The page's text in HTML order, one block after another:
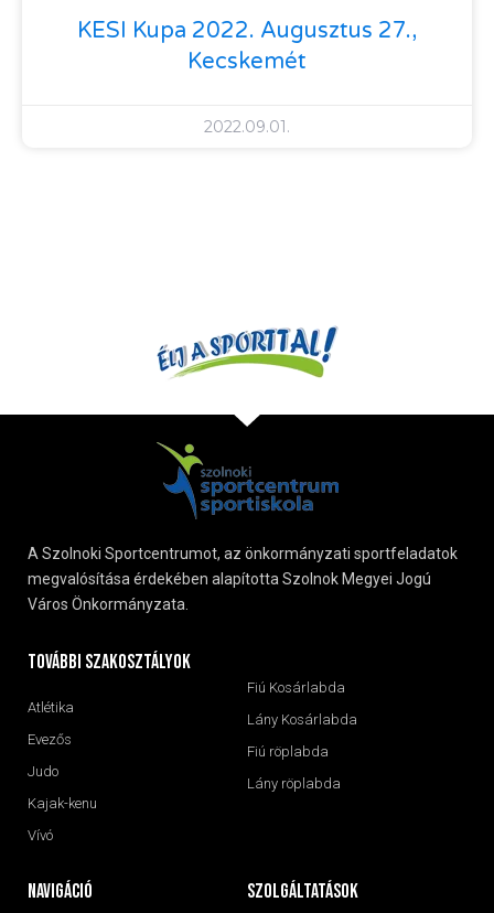
KESI Kupa 2022. Augusztus 27.,
Kecskemét
2022.09.01.
A Szolnoki Sportcentrumot, az önkormányzati sportfeladatok
megvalósítása érdekében alapította Szolnok Megyei Jogú
Város Önkormányzata.
További szakosztályok
Atlétika
Evezős
Judo
Kajak-kenu
Vívó
Fiú Kosárlabda
Lány Kosárlabda
Fiú röplabda
Lány röplabda
navigáció Szolgáltatások